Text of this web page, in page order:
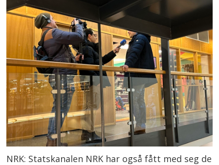
NRK: Statskanalen NRK har også fått med seg de